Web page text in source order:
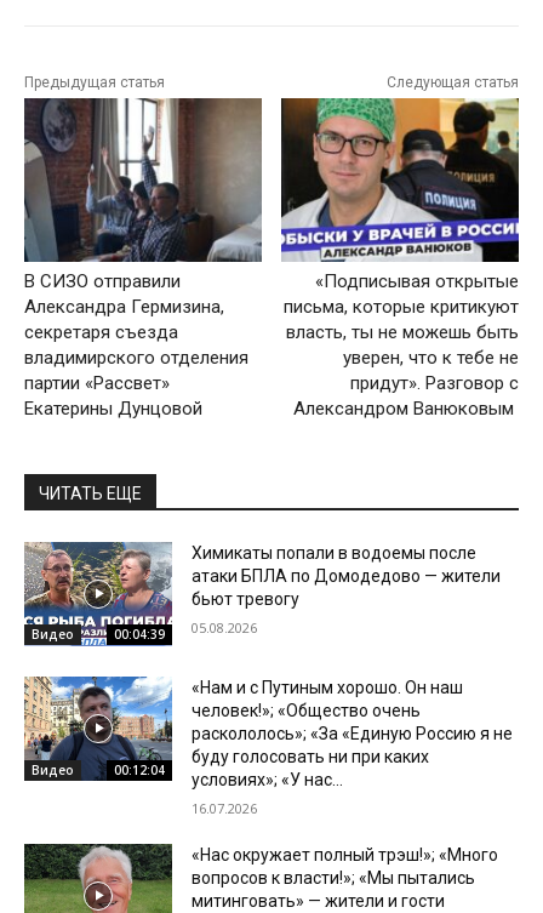
Предыдущая статья
В СИЗО отправили
Александра Гермизина,
секретаря съезда
владимирского отделения
партии «Рассвет»
Екатерины Дунцовой
Следующая статья
«Подписывая открытые
письма, которые критикуют
власть, ты не можешь быть
уверен, что к тебе не
придут». Разговор с
Александром Ванюковым
ЧИТАТЬ ЕЩЕ
Видео 00:04:39
Химикаты попали в водоемы после
атаки БПЛА по Домодедово — жители
бьют тревогу
05.08.2026
Видео 00:12:04
«Нам и с Путиным хорошо. Он наш
человек!»; «Общество очень
раскололось»; «За «Единую Россию я не
буду голосовать ни при каких
условиях»; «У нас...
16.07.2026
«Нас окружает полный трэш!»; «Много
вопросов к власти!»; «Мы пытались
митинговать» — жители и гости